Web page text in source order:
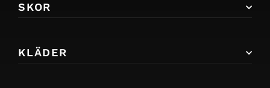
SKOR
KLÄDER